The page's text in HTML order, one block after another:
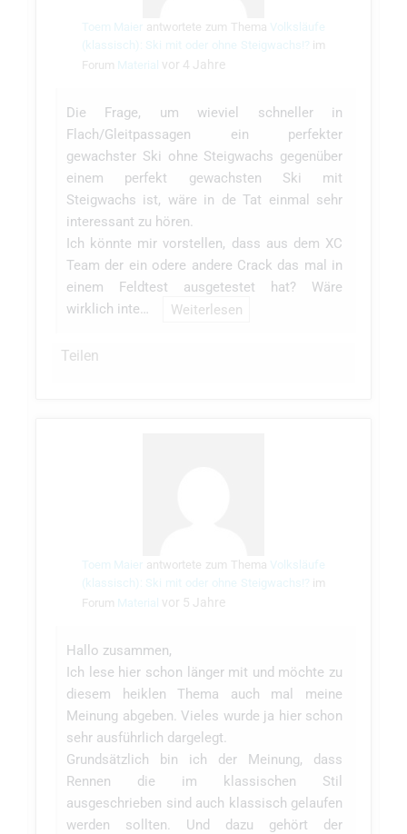
Toem Maier antwortete zum Thema Volksläufe
(klassisch): Ski mit oder ohne Steigwachs!?
im
Forum Material vor 4 Jahre
Die Frage, um wieviel schneller in
Flach/Gleitpassagen ein perfekter
gewachster Ski ohne Steigwachs gegenüber
einem perfekt gewachsten Ski mit
Steigwachs ist, wäre in de Tat einmal sehr
interessant zu hören.
Ich könnte mir vorstellen, dass aus dem XC
Team der ein odere andere Crack das mal in
einem Feldtest ausgetestet hat? Wäre
wirklich inte…
Weiterlesen
Teilen
Toem Maier antwortete zum Thema Volksläufe
(klassisch): Ski mit oder ohne Steigwachs!?
im
Forum Material vor 5 Jahre
Hallo zusammen,
Ich lese hier schon länger mit und möchte zu
diesem heiklen Thema auch mal meine
Meinung abgeben. Vieles wurde ja hier schon
sehr ausführlich dargelegt.
Grundsätzlich bin ich der Meinung, dass
Rennen die im klassischen Stil
ausgeschrieben sind auch klassisch gelaufen
werden sollten. Und dazu gehört der